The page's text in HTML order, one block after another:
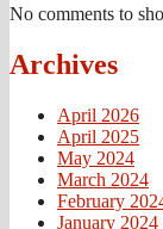
No comments to
Archives
April 2026
April 2025
May 2024
March 2024
February
January 2024